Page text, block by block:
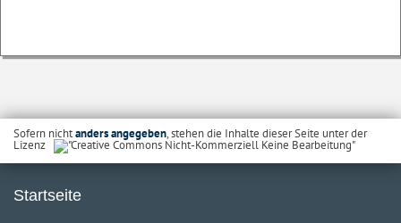
Sofern nichtanders angegeben, stehen die Inhalte dieser Seite unter der
Lizenz
Startseite